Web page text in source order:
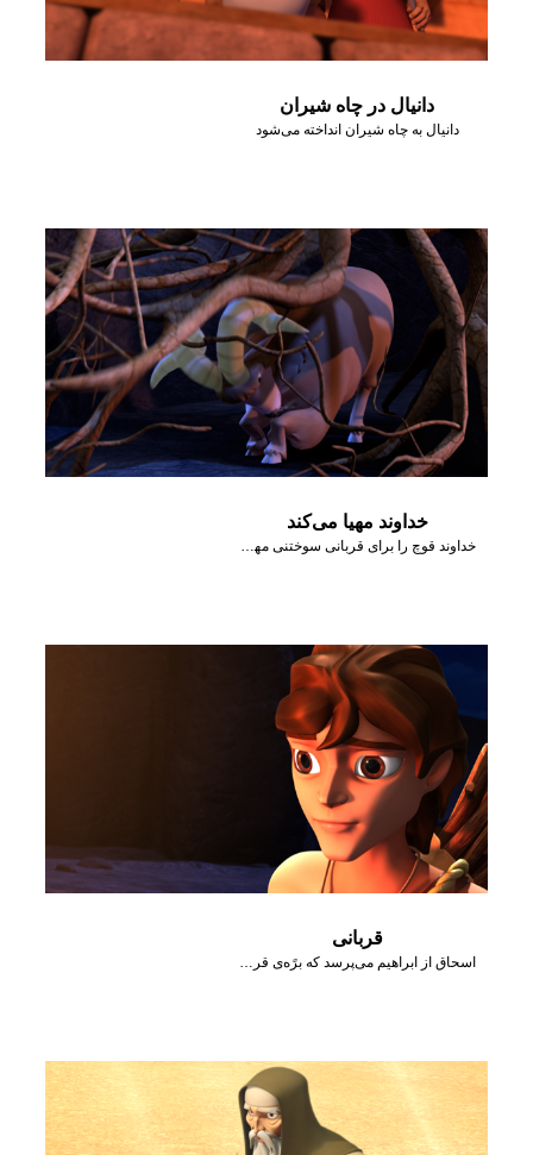
دانیال در چاه شیران
دانیال به چاه شیران انداخته می‌شود
خداوند مهیا می‌کند
خداوند قوچ را برای قربانی سوختنی مهیا می‌کند.
قربانی
اسحاق از ابراهیم می‌پرسد که برًه‌ی قربانی کجاست.